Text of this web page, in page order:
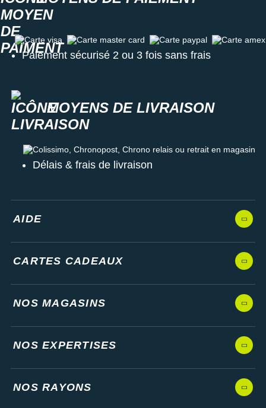
Carte visa Carte master card Carte paypal Carte amex
Paiement sécurisé 2 ou 3 fois sans frais
MOYENS DE LIVRAISON
Colissimo, Chronopost, Chrono relais ou retrait en magasin
Délais & frais de livraison
AIDE
CARTES CADEAUX
NOS MAGASINS
NOS EXPERTISES
NOS RAYONS